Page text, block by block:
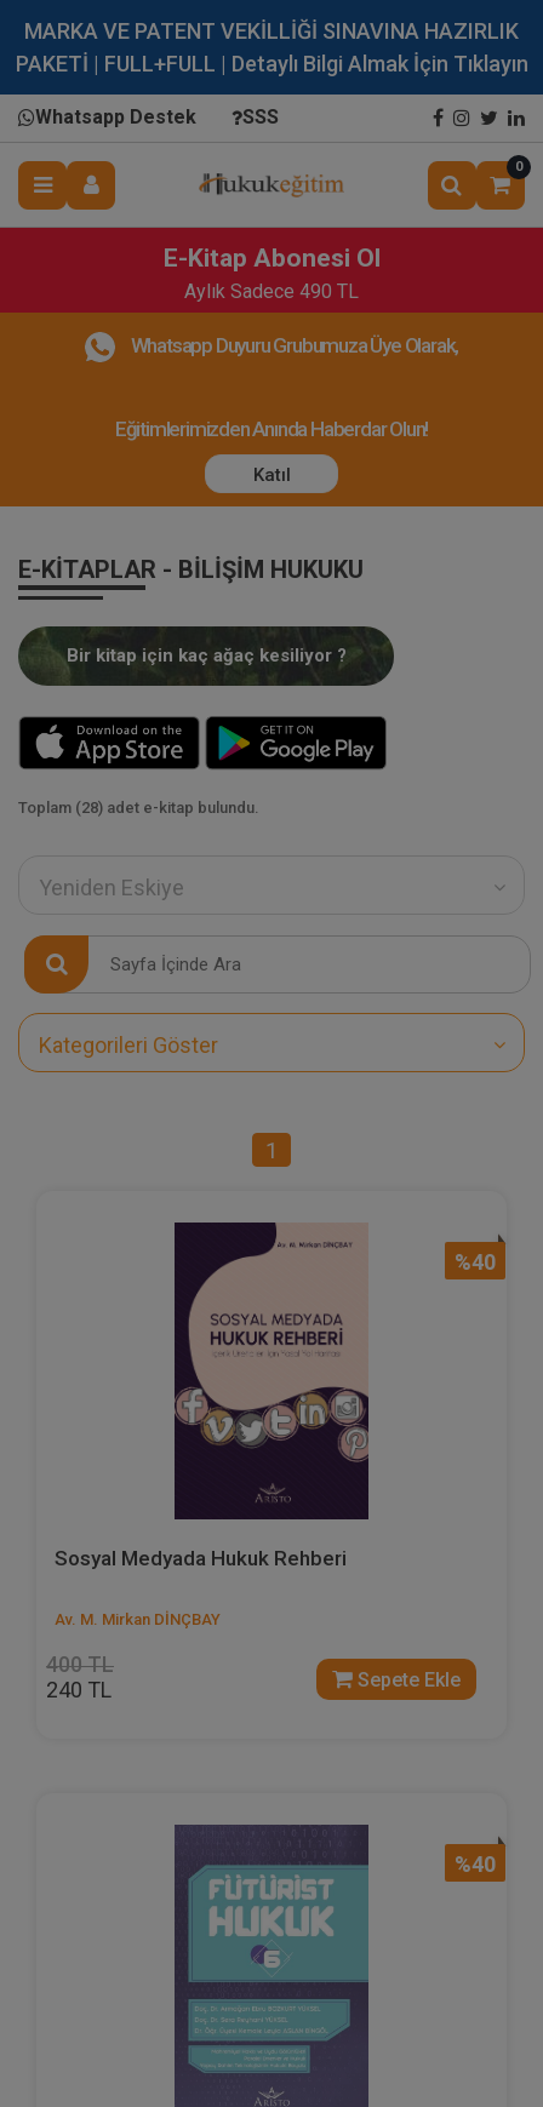
MARKA VE PATENT VEKİLLİĞİ SINAVINA HAZIRLIK
PAKETİ | FULL+FULL | Detaylı Bilgi Almak İçin Tıklayın
Whatsapp Destek SSS
0
E-Kitap Abonesi Ol
Aylık Sadece 490 TL
Whatsapp Duyuru Grubumuza Üye Olarak,
Eğitimlerimizden Anında Haberdar Olun!
Katıl
E-KITAPLAR - BILIŞIM HUKUKU
Bir kitap için kaç ağaç kesiliyor ?
Toplam (28) adet e-kitap bulundu.
Yeniden Eskiye
Kategorileri Göster
1
%40
Sosyal Medyada Hukuk Rehberi
Av. M. Mirkan DİNÇBAY
400 TL
240 TL Sepete Ekle
%40